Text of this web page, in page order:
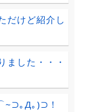
だけど紹介し
ました・・・
｡Д｡)⊃！